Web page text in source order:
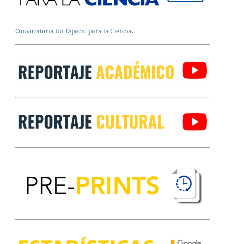
Convocatoria Un Espacio para la Ciencia.